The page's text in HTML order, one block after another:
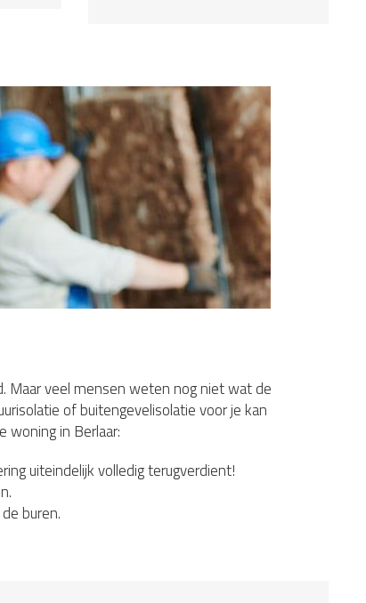
Maar veel mensen weten nog niet wat de
of buitengevelisolatie voor je kan
woning in Berlaar:
uiteindelijk volledig terugverdient!
buren.